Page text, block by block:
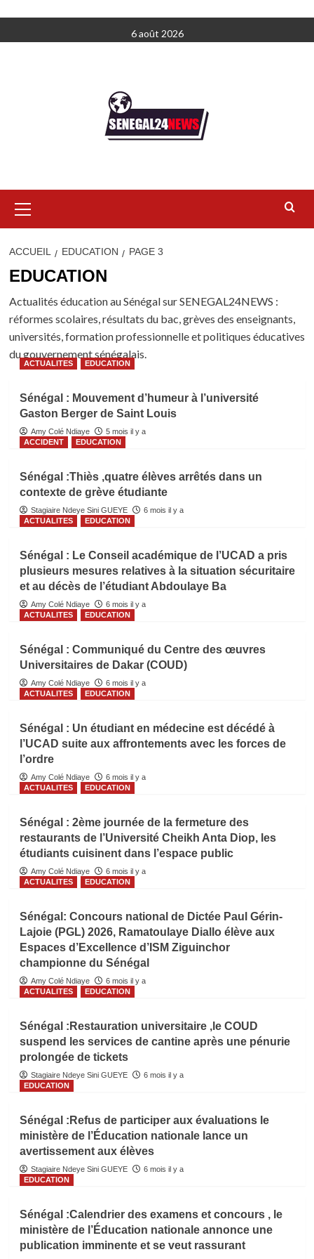
au
6 août 2026
principal
ACCUEIL EDUCATION PAGE 3
EDUCATION
Actualités éducation au Sénégal sur SENEGAL24NEWS :
réformes scolaires, résultats du bac, grèves des enseignants,
universités, formation professionnelle et politiques éducatives
du gouvernement sénégalais.
ACTUALITES EDUCATION
Sénégal : Mouvement d’humeur à l’université
Gaston Berger de Saint Louis
Amy Colé Ndiaye
5 mois il y a
ACCIDENT
EDUCATION
Sénégal :Thiès ,quatre élèves arrêtés dans un
contexte de grève étudiante
Stagiaire Ndeye Sini GUEYE
6 mois il y a
ACTUALITES
EDUCATION
Sénégal : Le Conseil académique de l’UCAD a pris
plusieurs mesures relatives à la situation sécuritaire
et au décès de l’étudiant Abdoulaye Ba
Amy Colé Ndiaye
6 mois il y a
ACTUALITES
EDUCATION
Sénégal : Communiqué du Centre des œuvres
Universitaires de Dakar (COUD)
Amy Colé Ndiaye
6 mois il y a
ACTUALITES
EDUCATION
Sénégal : Un étudiant en médecine est décédé à
l’UCAD suite aux affrontements avec les forces de
l’ordre
Amy Colé Ndiaye
6 mois il y a
ACTUALITES
EDUCATION
Sénégal : 2ème journée de la fermeture des
restaurants de l’Université Cheikh Anta Diop, les
étudiants cuisinent dans l’espace public
Amy Colé Ndiaye
6 mois il y a
ACTUALITES
EDUCATION
Sénégal: Concours national de Dictée Paul Gérin-
Lajoie (PGL) 2026, Ramatoulaye Diallo élève aux
Espaces d’Excellence d’ISM Ziguinchor
championne du Sénégal
Amy Colé Ndiaye
6 mois il y a
ACTUALITES
EDUCATION
Sénégal :Restauration universitaire ,le COUD
suspend les services de cantine après une pénurie
prolongée de tickets
Stagiaire Ndeye Sini GUEYE
6 mois il y a
EDUCATION
Sénégal :Refus de participer aux évaluations le
ministère de l’Éducation nationale lance un
avertissement aux élèves
Stagiaire Ndeye Sini GUEYE
6 mois il y a
EDUCATION
Sénégal :Calendrier des examens et concours , le
ministère de l’Éducation nationale annonce une
publication imminente et se veut rassurant